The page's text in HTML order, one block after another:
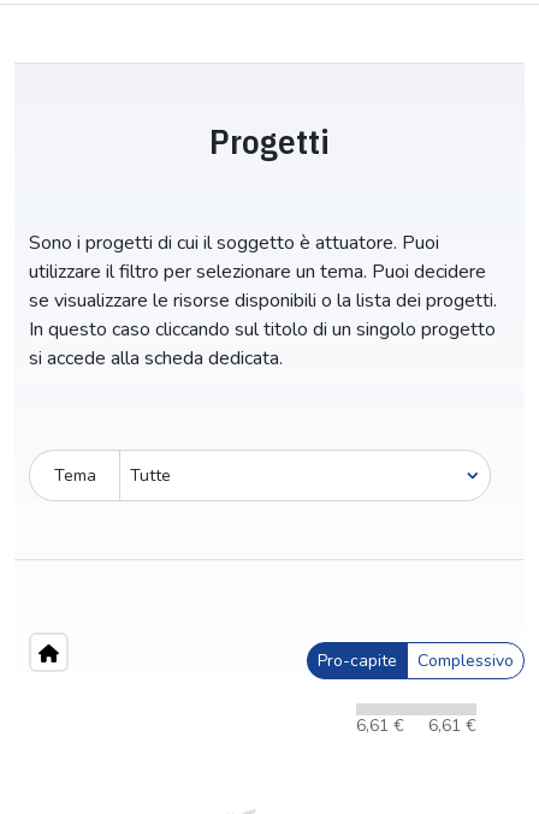
Progetti
Sono i progetti di cui il soggetto è attuatore. Puoi
utilizzare il filtro per selezionare un tema. Puoi decidere
se visualizzare le risorse disponibili o la lista dei progetti.
In questo caso cliccando sul titolo di un singolo progetto
si accede alla scheda dedicata.
Tema
Pro-capite Complessivo
6,61 € 6,61 €